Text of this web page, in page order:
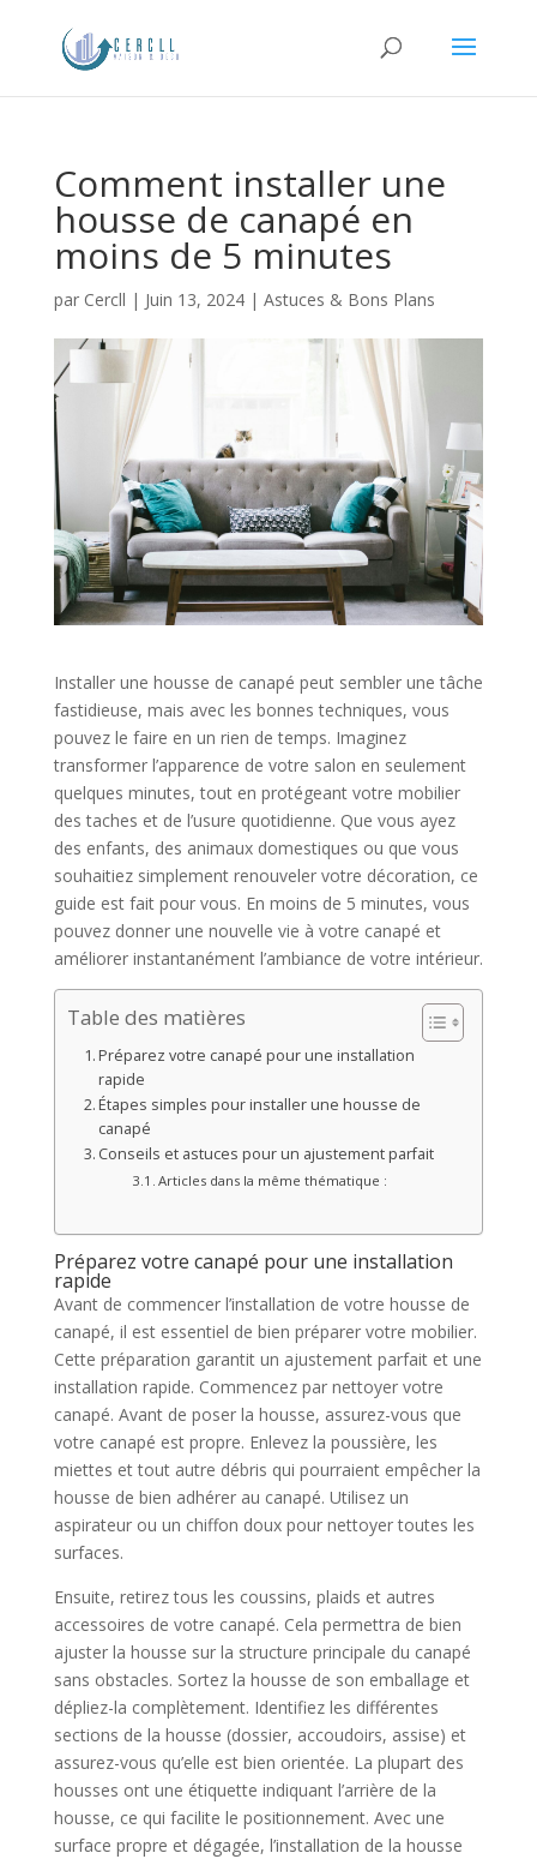
Comment installer une
housse de canapé en
moins de 5 minutes
par Cercll | Juin 13, 2024| Astuces & Bons Plans
Installer une housse de canapé peut sembler une tâche
fastidieuse, mais avec les bonnes techniques, vous
pouvez le faire en un rien de temps. Imaginez
transformer l’apparence de votre salon en seulement
quelques minutes, tout en protégeant votre mobilier
des taches et de l’usure quotidienne. Que vous ayez
des enfants, des animaux domestiques ou que vous
souhaitiez simplement renouveler votre décoration, ce
guide est fait pour vous. En moins de 5 minutes, vous
pouvez donner une nouvelle vie à votre canapé et
améliorer instantanément l’ambiance de votre intérieur.
Table des matières
Préparez votre canapé pour une installation
rapide
Étapes simples pour installer une housse de
canapé
Conseils et astuces pour un ajustement parfait
Articles dans la même thématique :
Préparez votre canapé pour une installation
rapide
Avant de commencer l’installation de votre housse de
canapé, il est essentiel de bien préparer votre mobilier.
Cette préparation garantit un ajustement parfait et une
installation rapide. Commencez par nettoyer votre
canapé. Avant de poser la housse, assurez-vous que
votre canapé est propre. Enlevez la poussière, les
miettes et tout autre débris qui pourraient empêcher la
housse de bien adhérer au canapé. Utilisez un
aspirateur ou un chiffon doux pour nettoyer toutes les
surfaces.
Ensuite, retirez tous les coussins, plaids et autres
accessoires de votre canapé. Cela permettra de bien
ajuster la housse sur la structure principale du canapé
sans obstacles. Sortez la housse de son emballage et
dépliez-la complètement. Identifiez les différentes
sections de la housse (dossier, accoudoirs, assise) et
assurez-vous qu’elle est bien orientée. La plupart des
housses ont une étiquette indiquant l’arrière de la
housse, ce qui facilite le positionnement. Avec une
surface propre et dégagée, l’installation de la housse